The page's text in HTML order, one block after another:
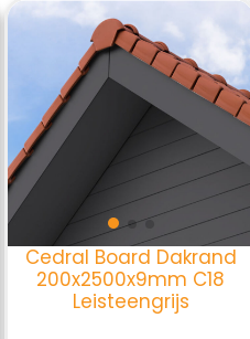
Cedral Board Dakrand
200x2500x9mm C18
Leisteengrijs